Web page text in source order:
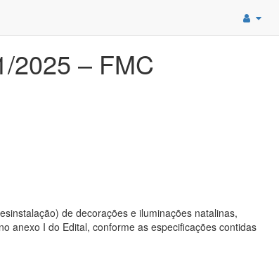
2025 – FMC
de decorações e iluminações natalinas,
anexo I do Edital, conforme as especificações contidas